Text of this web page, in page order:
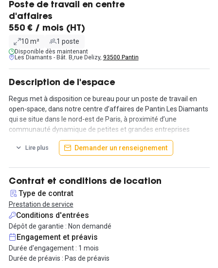
Poste de travail en centre
d'affaires
550 € / mois (HT)
10 m² 1 poste
Disponible dès maintenant
Les Diamants - Bât. B,rue Delizy, 93500 Pantin
Description de l'espace
Regus met à disposition ce bureau pour un poste de travail en
open-space, dans notre centre d’affaires de Pantin Les Diamants
qui se situe dans le nord-est de Paris, à proximité d’une
communauté dynamique de petites et grandes entreprises
spécialisées dans des secteurs diversifiés comme l’industrie
pharmaceutique ou la manufacture. Le site bénéficie d’un accès
de Gaulle par le Périphérique.
Nos bureaux occupent un imposant bâtiment à la façade en verre
et donnent sur une magnifique cour intérieure agrémentée d’une
fontaine. Ils se situent à quelques pas de petits cafés et
restaurants locaux.
- Stationnement pratique pour vous et vos clients
- Accès 24h sur 24 pour travailler à votre rythme
- Un immeuble professionnel à l’architecture imposante
Lire plus Demander un renseignement
Contrat et conditions de location
Type de contrat
Prestation de service
Conditions d'entrées
Dépôt de garantie : Non demandé
Engagement et préavis
Durée d'engagement : 1 mois
Durée de préavis : Pas de préavis